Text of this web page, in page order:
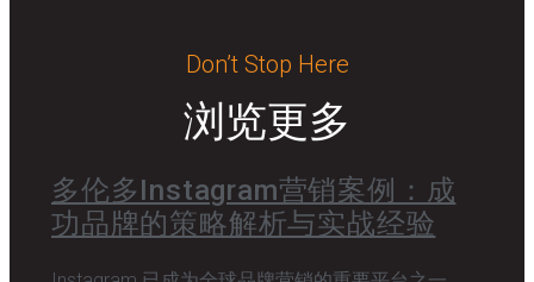
Don’t Stop Here
浏览更多
多伦多Instagram营销案例：成
功品牌的策略解析与实战经验